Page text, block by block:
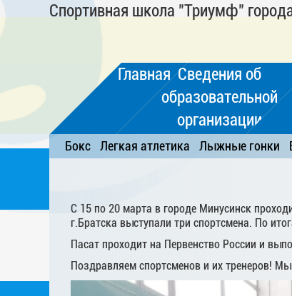
Спортивная школа "Триумф"
Главная Сведения об
образовательной
организации
Бокс Легкая атлетика Лыжные гонки
С 15 по 20 марта в городе Минусинск
г.Братска выступали три спортсмена. По
Пасат проходит на Первенство России и
Поздравляем спортсменов и их тренеров!